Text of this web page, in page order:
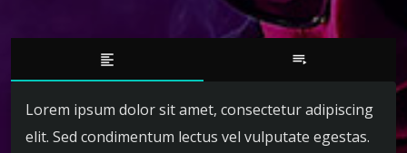
o
u
format_align_left playlist_play
Lorem ipsum dolor sit amet, consectetur adipiscing
elit. Sed condimentum lectus vel vulputate egestas.